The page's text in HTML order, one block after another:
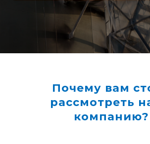
Почему вам
рассмотреть
компанию?